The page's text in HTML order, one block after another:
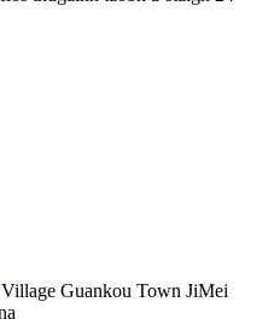
Guankou Town JiMei